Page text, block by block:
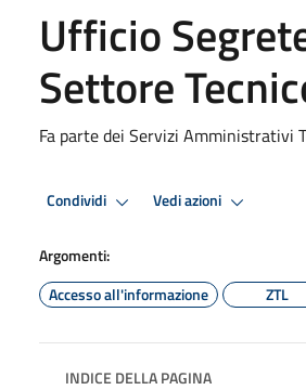
Ufficio
Settore
Fa parte dei Servizi Amministrativi
Condividi Vedi azioni
Argomenti:
Accesso all'informazione
ZTL
INDICE DELLA PAGINA